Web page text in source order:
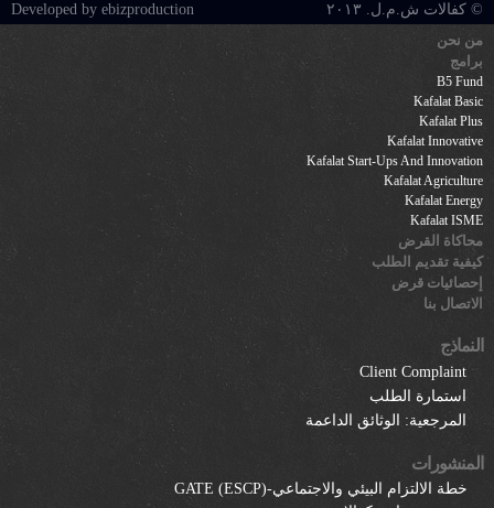
© كفالات ش.م.ل. ٢٠١٣
Developed by ebizproduction
من نحن
برامج
B5 Fund
Kafalat Basic
Kafalat Plus
Kafalat Innovative
Kafalat Start-Ups And Innovation
Kafalat Agriculture
Kafalat Energy
Kafalat ISME
محاكاة القرض
كيفية تقديم الطلب
إحصائيات قرض
الاتصال بنا
النماذج
Client Complaint
استمارة الطلب
المرجعية: الوثائق الداعمة
المنشورات
خطة الالتزام البيئي والاجتماعي-GATE (ESCP)